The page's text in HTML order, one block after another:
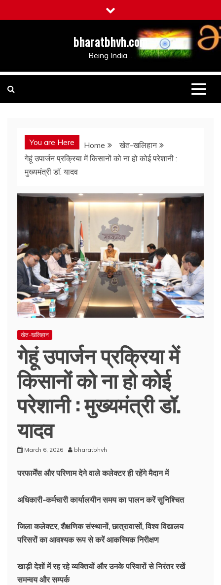
to
bharatbhvh.com
Being India…
You are Here Home
खेत-खलिहान
गेहूं उपार्जन प्रक्रिया में किसानों को ना हो कोई परेशानी :
मुख्यमंत्री डॉ. यादव
खेत-खलिहान
गेहूं उपार्जन प्रक्रिया में
किसानों को ना हो कोई
परेशानी : मुख्यमंत्री डॉ.
यादव
March 6, 2026 bharatbhvh
परफार्मेंस और परिणाम देने वाले कलेक्टर ही रहेंगे मैदान में
अधिकारी-कर्मचारी कार्यालयीन समय का पालन करें सुनिश्चित
जिला कलेक्टर, शैक्षणिक संस्थानों, छात्रावासों, विश्व विद्यालय
परिसरों का आवश्यक रूप से करें आकस्मिक निरीक्षण
खाड़ी देशों में रह रहे व्यक्तियों और उनके परिवारों से निरंतर रखें
समन्वय और सम्पर्क